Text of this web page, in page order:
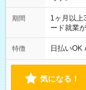
期間
1ヶ月以上
ード就業
特徴 日払いOK /
気になる！